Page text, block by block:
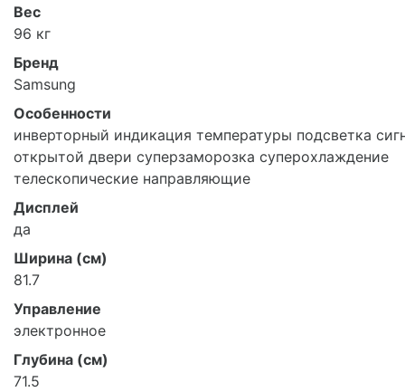
Вес
96 кг
Бренд
Samsung
Особенности
инверторный индикация температуры подсветка
открытой двери суперзаморозка суперохлаждение
телескопические направляющие
Дисплей
да
Ширина (см)
81.7
Управление
электронное
Глубина (см)
71.5